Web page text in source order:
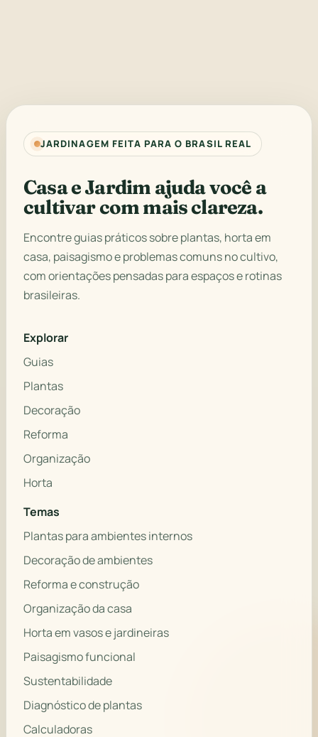
JARDINAGEM FEITA PARA O BRASIL REAL
Casa e Jardim ajuda você a
cultivar com mais clareza.
Encontre guias práticos sobre plantas, horta em
casa, paisagismo e problemas comuns no cultivo,
com orientações pensadas para espaços e rotinas
brasileiras.
Explorar
Guias
Plantas
Decoração
Reforma
Organização
Horta
Temas
Plantas para ambientes internos
Decoração de ambientes
Reforma e construção
Organização da casa
Horta em vasos e jardineiras
Paisagismo funcional
Sustentabilidade
Diagnóstico de plantas
Calculadoras